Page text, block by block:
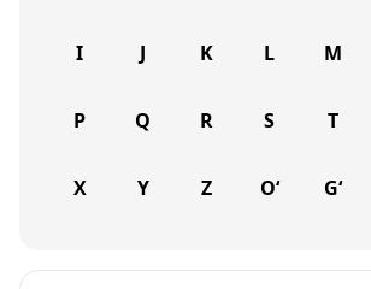
I J K L M
P Q R S T
X Y Z O‘ G‘